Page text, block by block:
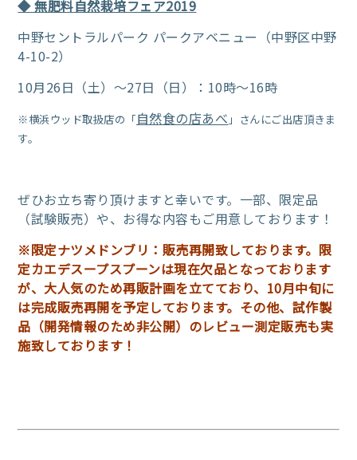
◆ 無肥料自然栽培フェア2019
中野セントラルパーク パークアベニュー（中野区中野
4-10-2）
10月26日（土）～27日（日）：10時～16時
※横浜ウッド取扱店の「自然食の店あべ 」さんにご出店頂きま
す。
ぜひお立ち寄り頂けますと幸いです。 一部、限定品
（試験販売）や、お得な内容もご用意しております！
※限定ナツメドンブリ：販売再開致しております。限
定カエデスープスプーンは現在欠品となっております
が、大人気のため再販計画を立てており、10月中旬に
は完成販売再開を予定しております。その他、試作製
品（開発情報のため非公開）のレビュー測定販売も実
施致しております！